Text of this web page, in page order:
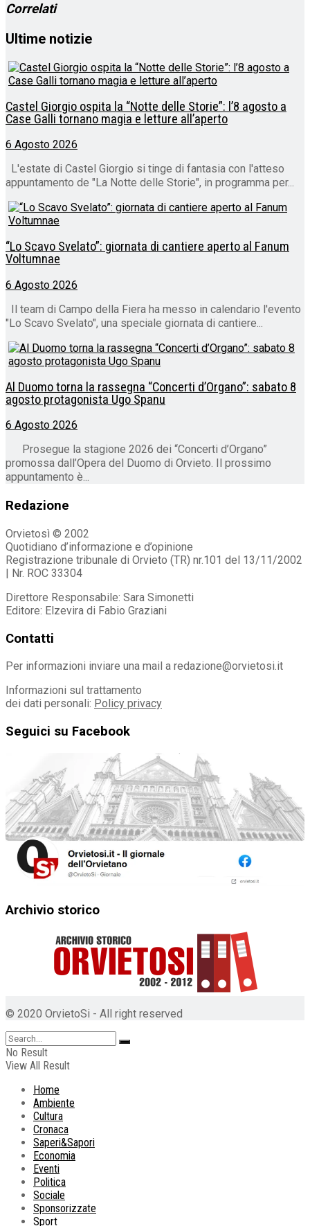
Correlati
Ultime notizie
Castel Giorgio ospita la “Notte delle Storie”: l’8 agosto a
Case Galli tornano magia e letture all’aperto
6 Agosto 2026
L'estate di Castel Giorgio si tinge di fantasia con l'atteso
appuntamento de "La Notte delle Storie", in programma per...
“Lo Scavo Svelato”: giornata di cantiere aperto al Fanum
Voltumnae
6 Agosto 2026
Il team di Campo della Fiera ha messo in calendario l'evento
"Lo Scavo Svelato", una speciale giornata di cantiere...
Al Duomo torna la rassegna “Concerti d’Organo”: sabato 8
agosto protagonista Ugo Spanu
6 Agosto 2026
Prosegue la stagione 2026 dei “Concerti d’Organo”
promossa dall’Opera del Duomo di Orvieto. Il prossimo
appuntamento è...
Redazione
Orvietosì © 2002
Quotidiano d’informazione e d’opinione
Registrazione tribunale di Orvieto (TR) nr.101 del 13/11/2002
| Nr. ROC 33304
Direttore Responsabile: Sara Simonetti
Editore: Elzevira di Fabio Graziani
Contatti
Per informazioni inviare una mail a redazione@orvietosi.it
Informazioni sul trattamento
dei dati personali: Policy privacy
Seguici su Facebook
Archivio storico
© 2020 OrvietoSi - All right reserved
No Result
View All Result
Home
Ambiente
Cultura
Cronaca
Saperi&Sapori
Economia
Eventi
Politica
Sociale
Sponsorizzate
Sport